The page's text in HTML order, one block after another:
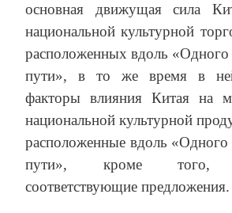
основная движущая сила
национальной культурной
расположенных вдоль «Одного
пути», в то же время в ней
факторы влияния Китая на
национальной культурной
расположенные вдоль «Одного
пути», кроме того,
соответствующие предложения.